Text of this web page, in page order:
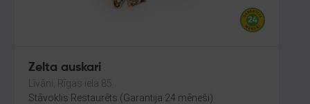
Zelta auskari
Līvāni, Rīgas iela 85
Stāvoklis Restaurēts (Garantija 24 mēneši)